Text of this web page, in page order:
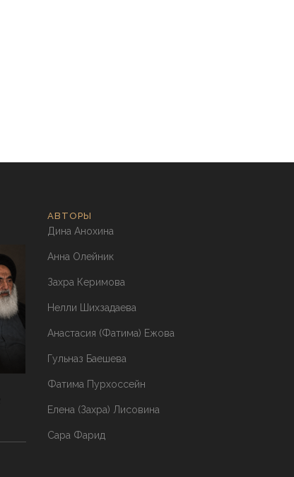
АВТОРЫ
Дина Анохина
Анна Олейник
Захра Керимова
Нелли Шихзадаева
Анастасия (Фатима) Ежова
Гульназ Баешева
Фатима Пурхоссейн
Елена (Захра) Лисовина
Сара Фарид